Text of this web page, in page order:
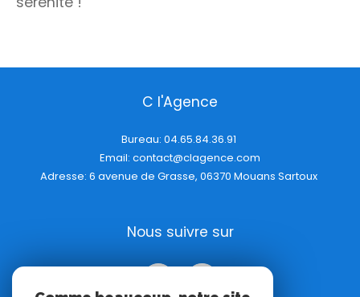
C l'Agence
Bureau: 04.65.84.36.91
Email: contact@clagence.com
Adresse: 6 avenue de Grasse, 06370 Mouans Sartoux
Nous suivre sur